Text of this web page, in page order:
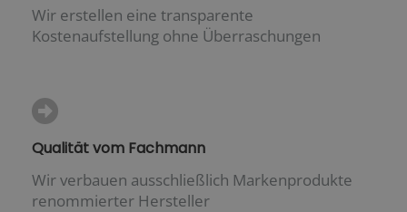
Wir erstellen eine transparente
Kostenaufstellung ohne Überraschungen
Qualität vom Fachmann
Wir verbauen ausschließlich Markenprodukte
renommierter Hersteller